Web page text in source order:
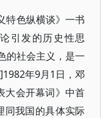
特色纵横谈》一书
引发的历史性思
的社会主义，是一
年9月1日，邓
大会开幕词》中首
同我国的具体实际